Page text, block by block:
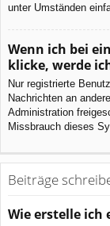
unter Umständen
Wenn ich bei
klicke, werde
Nur registrierte
Nachrichten an
Administration
Missbrauch dieses
Beiträge
Wie erstelle ich